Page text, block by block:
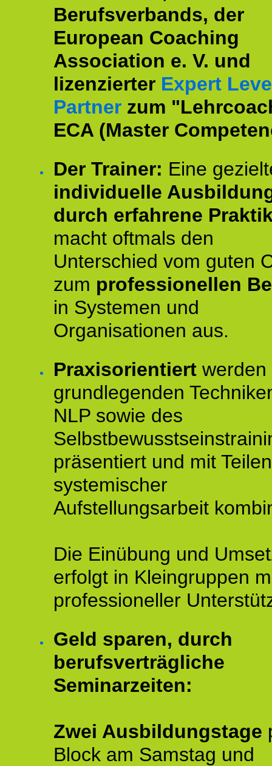
Berufsverbands, der
European Coaching
Association e. V. und
lizenzierter Expert
Partner zum
ECA (Master
Der Trainer: Eine
individuelle
durch erfahrene
macht oftmals den
Unterschied vom guten
zum professionellen
in Systemen und
Organisationen aus.
Praxisorientiert werden
grundlegenden
NLP sowie des
präsentiert und mit Teilen
systemischer
Aufstellungsarbeit
Die Einübung und
erfolgt in Kleingruppen
professioneller
Geld sparen, durch
berufsverträgliche
Seminarzeiten:
Zwei Ausbildungstage
Block am Samstag und